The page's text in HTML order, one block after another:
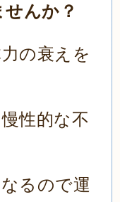
んか？
の衰えを
性的な不
るので運